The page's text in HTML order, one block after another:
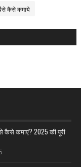
कैसे कमाये
कैसे कमाएं? 2025 की पूरी